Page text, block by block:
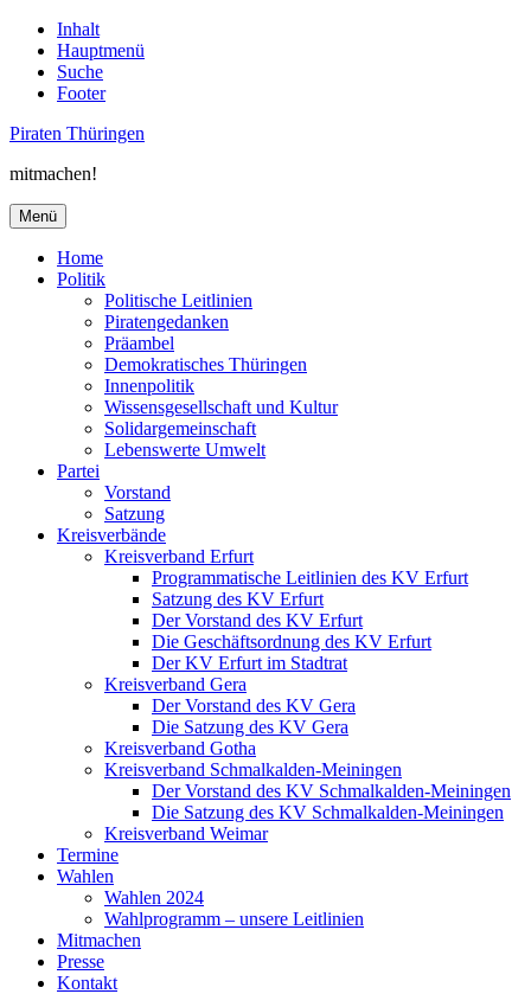
Inhalt
Hauptmenü
Suche
Footer
Piraten Thüringen
mitmachen!
Menü
Home
Politik
Politische Leitlinien
Piratengedanken
Präambel
Demokratisches Thüringen
Innenpolitik
Wissensgesellschaft und Kultur
Solidargemeinschaft
Lebenswerte Umwelt
Partei
Vorstand
Satzung
Kreisverbände
Kreisverband Erfurt
Programmatische Leitlinien des KV Erfurt
Satzung des KV Erfurt
Der Vorstand des KV Erfurt
Die Geschäftsordnung des KV Erfurt
Der KV Erfurt im Stadtrat
Kreisverband Gera
Der Vorstand des KV Gera
Die Satzung des KV Gera
Kreisverband Gotha
Kreisverband Schmalkalden-Meiningen
Der Vorstand des KV Schmalkalden-Meiningen
Die Satzung des KV Schmalkalden-Meiningen
Kreisverband Weimar
Termine
Wahlen
Wahlen 2024
Wahlprogramm – unsere Leitlinien
Mitmachen
Presse
Kontakt